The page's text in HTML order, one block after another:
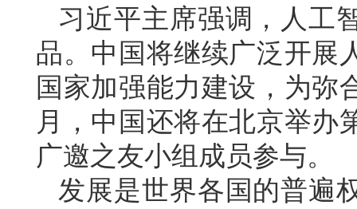
习近平主席强调，人工
品。中国将继续广泛开展
国家加强能力建设，为弥
月，中国还将在北京举办
广邀之友小组成员参与。
发展是世界各国的普遍